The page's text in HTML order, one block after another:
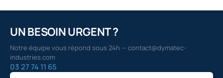
UN BESOIN URGENT ?
Notre équipe vous répond sous 24h — contact@dymatec-
industries.com
03 27 74 11 65